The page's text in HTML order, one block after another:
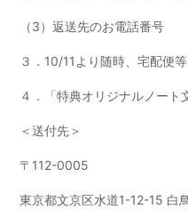
（3）返送先のお電話番号
３．10/11より随時、宅配便
４．「特典オリジナルノート
＜送付先＞
〒112-0005
東京都文京区水道1-12-15 白